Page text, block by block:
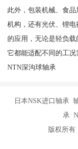
此外，包装机械、食
机构，还有光伏、锂
的应用，无论是轻负
它都能适配不同的工况
NTN深沟球轴承
日本NSK进口轴承
承
版权所有